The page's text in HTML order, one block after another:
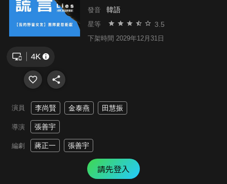
發音 韓語
星等 3.5
下架時間 2029年12月31日
演員 李尚賢 金泰燕 田慧振
導演 張善宇
編劇 蔣正一 張善宇
請先登入